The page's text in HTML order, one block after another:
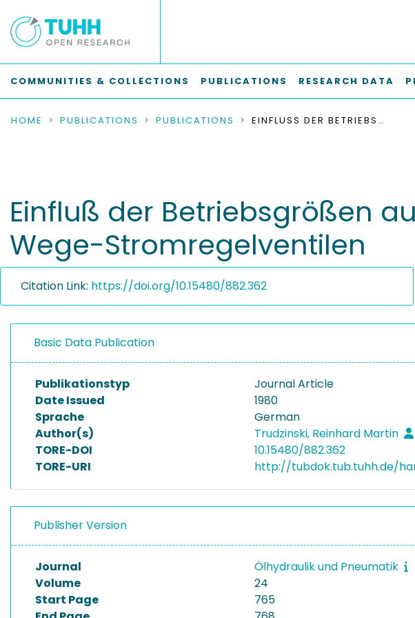
COMMUNITIES & COLLECTIONS PUBLICATIONS RESEARCH DATA
HOME PUBLICATIONS PUBLICATIONS EINFLUSS DER BETRIEBSGRÖSSEN AUF DIE STROMÜBERHÖHUNG VON 2-WEGE-STROMREGELVENTILEN
Einfluß der Betriebsgrößen
Wege-Stromregelventilen
Citation Link: https://doi.org/10.15480/882.362
Basic Data Publication
Publikationstyp
Journal Article
Date Issued
1980
Sprache
German
Author(s)
Trudzinski, Reinhard Martin
TORE-DOI
10.15480/882.362
TORE-URI
http://tubdok.tub.tuhh.de/
Publisher Version
Journal
Ölhydraulik und Pneumatik
Volume
24
Start Page
765